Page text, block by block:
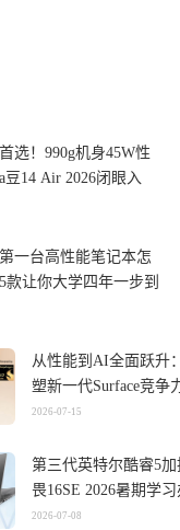
选！990g机身45W性
豆14 Air 2026闭眼入
一台高性能笔记本怎
款让你大学四年一步到
从性能到AI全面跃升
塑新一代Surface竞争
2026-07-15
第三代英特尔酷睿5加
畏16SE 2026暑期学
机搞定
2026-07-08